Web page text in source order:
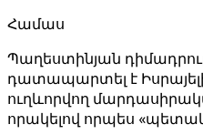
Համաս
Պաղեստինյան
դատապարտել է
ուղևորվող
որակելով որպես